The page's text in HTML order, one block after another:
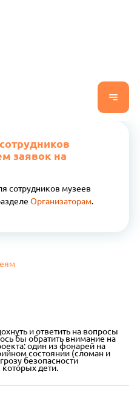
заявок на
сотрудников музеев
Организаторам.
и ответить на вопросы
бы обратить внимание на
один из фонарей на
состоянии (сломан и
безопасности
дети.